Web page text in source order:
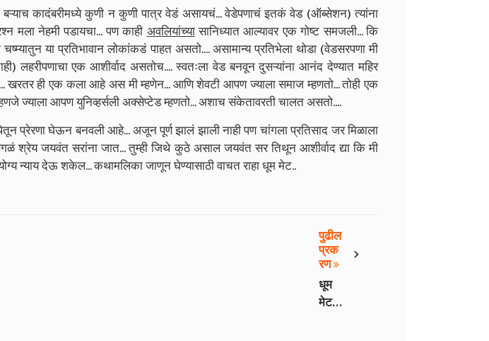
बऱ्याच कादंबरीमध्ये कुणी न कुणी पात्र वेडं असायचं... वेडेपणाचं इतकं वेड (ऑब्सेशन) त्यांना
मला नेहमी पडायचा... पण काहीअवलियांच्यासानिध्यात आल्यावर एक गोष्ट समजली... कि
या प्रतिभावान लोकांकडं पाहत असतो.... असामान्य प्रतिभेला थोडा (वेडसरपणा मी
लहरीपणाचा एक आशीर्वाद असतोच.... स्वतःला वेड बनवून दुसऱ्यांना आनंद देण्यात महिर
खरतर ही एक कला आहे अस मी म्हणेन... आणि शेवटी आपण ज्याला समाज म्हणतो... तोही एक
म्हणजे ज्याला आपण युनिव्हर्सली अक्सेप्टेड म्हणतो... अशाच संकेतावरती चालत असतो....
प्रेरणा घेऊन बनवली आहे... अजून पूर्ण झालं झाली नाही पण चांगला प्रतिसाद जर मिळाला
श्रेय जयवंत सरांना जात... तुम्ही जिथे कुठे असाल जयवंत सर तिथून आशीर्वाद द्या कि मी
न्याय देऊ शकेल... कथामलिका जाणून घेण्यासाठी वाचत राहा धूम मेट..
›
पुढील
प्रक
रण
धूम
मेट -